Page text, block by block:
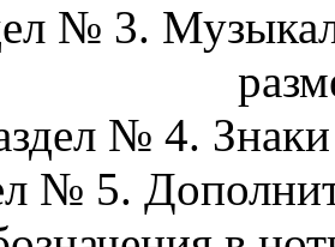
№ 3.
№ 4. Знаки
№ 5.